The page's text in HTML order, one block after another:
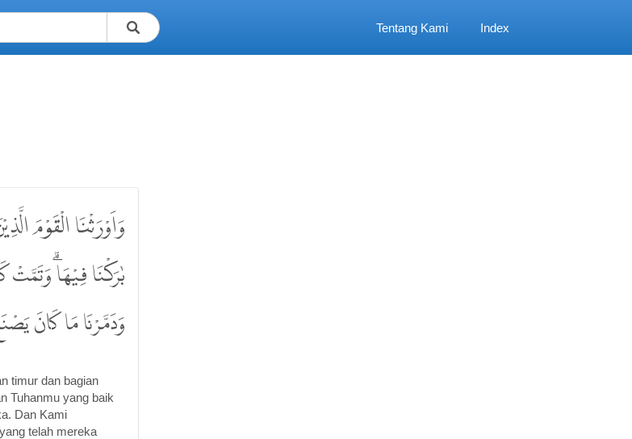
Tentang Kami Index
وَاَوْرَثْنَا الْقَوْمَ
بٰرَكْنَا فِيْهَاۗ
وَدَمَّرْنَا مَا كَانَ
timur dan bagian
Tuhanmu yang baik
Dan Kami
telah mereka